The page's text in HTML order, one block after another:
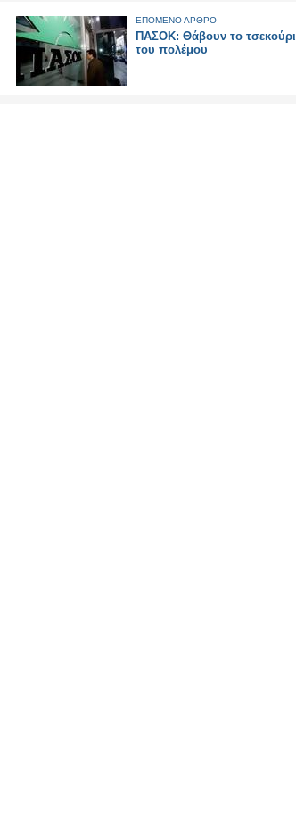
ΕΠΟΜΕΝΟ ΑΡΘΡΟ
ΠΑΣΟΚ: Θάβουν το τσεκούρι
του πολέμου